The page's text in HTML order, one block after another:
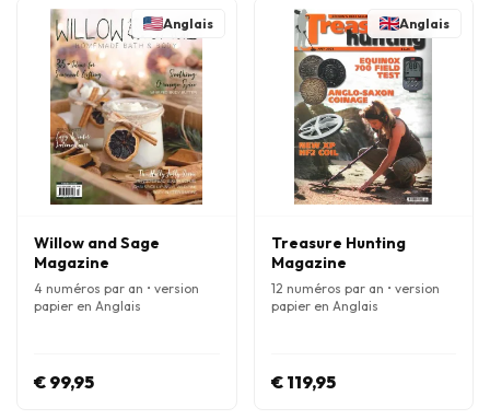
Anglais
Willow and Sage
Magazine
4 numéros par an • version
papier en Anglais
€ 99,95
Anglais
Treasure Hunting
Magazine
12 numéros par an • version
papier en Anglais
€ 119,95